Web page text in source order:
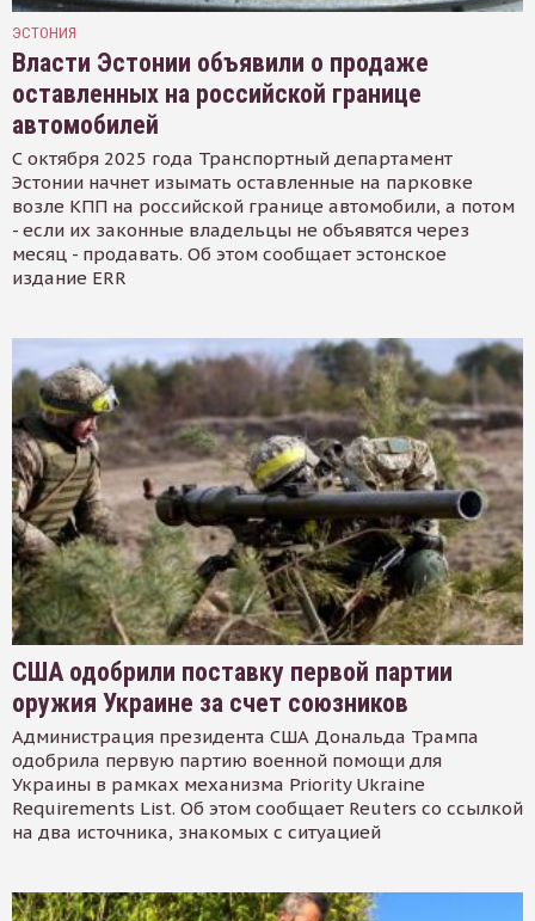
ЭСТОНИЯ
Власти Эстонии объявили о продаже
оставленных на российской границе
автомобилей
С октября 2025 года Транспортный департамент
Эстонии начнет изымать оставленные на парковке
возле КПП на российской границе автомобили, а потом
- если их законные владельцы не объявятся через
месяц - продавать. Об этом сообщает эстонское
издание ERR
США одобрили поставку первой партии
оружия Украине за счет союзников
Администрация президента США Дональда Трампа
одобрила первую партию военной помощи для
Украины в рамках механизма Priority Ukraine
Requirements List. Об этом сообщает Reuters со ссылкой
на два источника, знакомых с ситуацией